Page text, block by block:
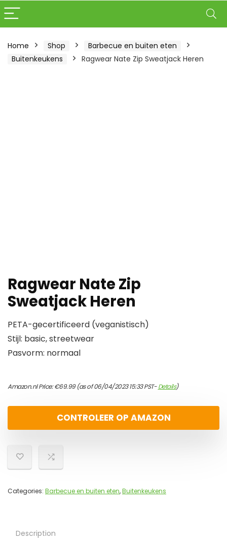
Home Shop
Barbecue en buiten eten
Buitenkeukens
Ragwear Nate Zip Sweatjack Heren
Ragwear Nate Zip
Sweatjack Heren
PETA-gecertificeerd (veganistisch)
Stijl: basic, streetwear
Pasvorm: normaal
Amazon.nl Price:€69.99(as of 06/04/2023 15:33 PST-Details)
CONTROLEER OP AMAZON
Categories: Barbecue en buiten eten,Buitenkeukens
Description